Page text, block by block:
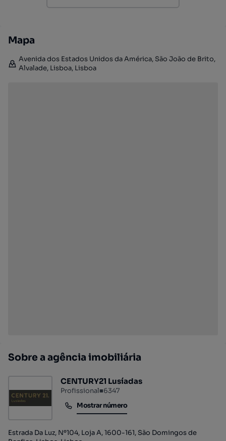
Mapa
Avenida dos Estados Unidos da América, São João de Brito,
Alvalade, Lisboa, Lisboa
Sobre a agência imobiliária
CENTURY21 Lusíadas
Profissional■6347
Mostrar número
Mostrar número
Estrada Da Luz, Nº104, Loja A, 1600-161, São Domingos de